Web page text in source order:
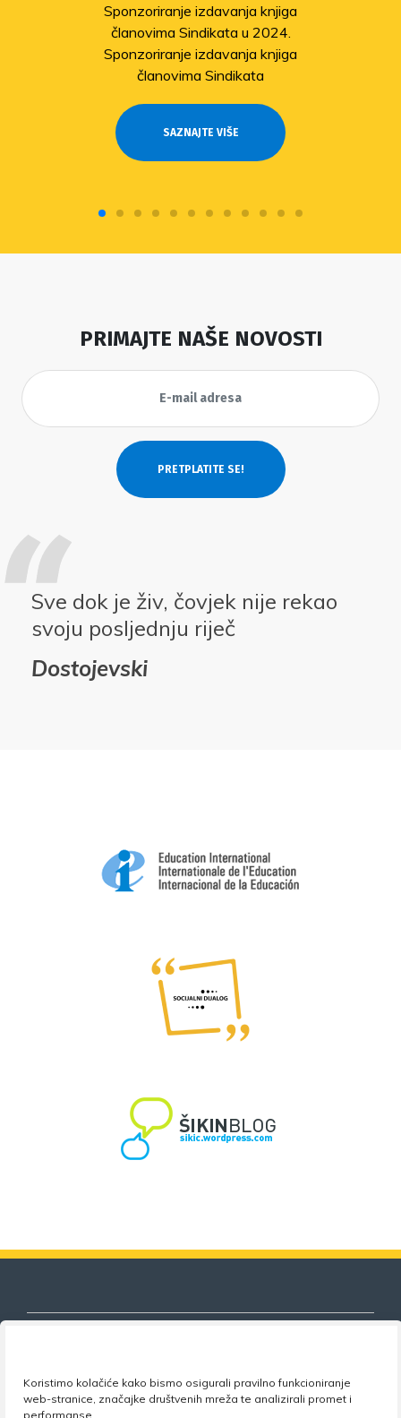
Koristimo kolačiće kako bismo osigurali pravilno funkcioniranje
web-stranice, značajke društvenih mreža te analizirali promet i
performanse.
Sponzoriranje izdavanja knjiga
članovima Sindikata u 2024.
Sponzoriranje izdavanja knjiga
članovima Sindikata
SAZNAJTE VIŠE
PRIMAJTE NAŠE NOVOSTI
Sve dok je živ, čovjek nije rekao
svoju posljednju riječ
Dostojevski
Nezavisni sindikat znanosti i visokog
obrazovanja